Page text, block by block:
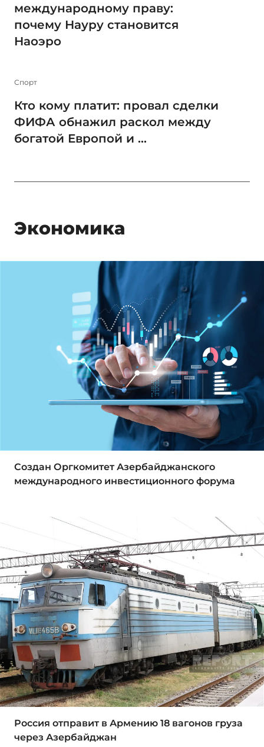
международному праву:
почему Науру становится
Наоэро
Спорт
Кто кому платит: провал сделки
ФИФА обнажил раскол между
богатой Европой и ...
Экономика
Создан Оргкомитет Азербайджанского
международного инвестиционного форума
Россия отправит в Армению 18 вагонов груза
через Азербайджан